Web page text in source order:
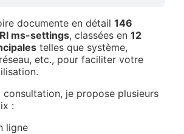
documente en détail146
ms-settings, classées en12
telles que système,
etc., pour faciliter votre
je propose plusieurs
:
ligne